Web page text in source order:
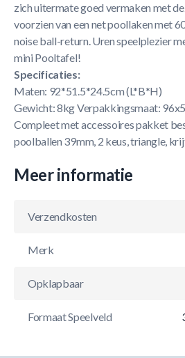
zich uitermate goed vermaken met
voorzien van een net poollaken met
noise ball-return. Uren speelplezier
mini Pooltafel!
Specificaties:
Maten: 92*51.5*24.5cm (L*B*H)
Gewicht: 8kg Verpakkingsmaat:
Compleet met accessoires pakket
poolballen 39mm, 2 keus, triangle,
Meer informatie
Verzendkosten
Merk
Opklapbaar
Formaat Speelveld